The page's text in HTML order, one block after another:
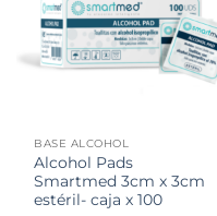
BASE ALCOHOL
Alcohol Pads
Smartmed 3cm x 3cm
estéril- caja x 100